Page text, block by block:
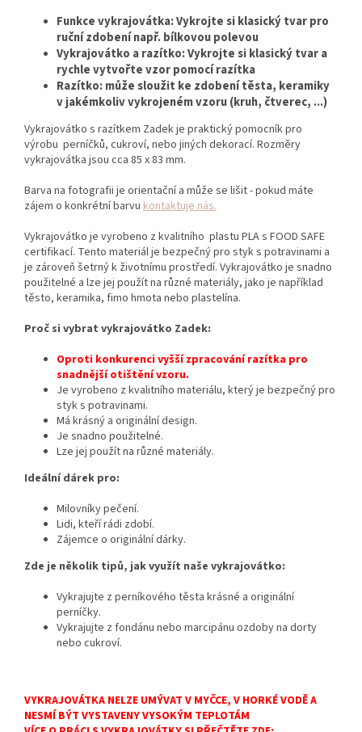
Funkce vykrajovátka: Vykrojte si klasický tvar pro
ruční zdobení např. bílkovou polevou
Vykrajovátko a razítko: Vykrojte si klasický tvar a
rychle vytvořte vzor pomocí razítka
Razítko: může sloužit ke zdobení těsta, keramiky
v jakémkoliv vykrojeném vzoru (kruh, čtverec, ...)
Vykrajovátko s razítkem Zadek je praktický pomocník pro
výrobu perníčků, cukroví, nebo jiných dekorací. Rozměry
vykrajovátka jsou cca 85 x 83 mm.
Barva na fotografii je orientační a může se lišit - pokud máte
zájem o konkrétní barvu kontaktuje nás.
Vykrajovátko je vyrobeno z kvalitního plastu PLA s FOOD SAFE
certifikací. Tento materiál je bezpečný pro styk s potravinami a
je zároveň šetrný k životnímu prostředí. Vykrajovátko je snadno
použitelné a lze jej použít na různé materiály, jako je například
těsto, keramika, fimo hmota nebo plastelína.
Proč si vybrat vykrajovátko Zadek:
Oproti konkurenci vyšší zpracování razítka pro
snadnější otištění vzoru.
Je vyrobeno z kvalitního materiálu, který je bezpečný pro
styk s potravinami.
Má krásný a originální design.
Je snadno použitelné.
Lze jej použít na různé materiály.
Ideální dárek pro:
Milovníky pečení.
Lidi, kteří rádi zdobí.
Zájemce o originální dárky.
Zde je několik tipů, jak využít naše vykrajovátko:
Vykrajujte z perníkového těsta krásné a originální
perníčky.
Vykrajujte z fondánu nebo marcipánu ozdoby na dorty
nebo cukroví.
VYKRAJOVÁTKA NELZE UMÝVAT V MYČCE, V HORKÉ VODĚ A
NESMÍ BÝT VYSTAVENY VYSOKÝM TEPLOTÁM